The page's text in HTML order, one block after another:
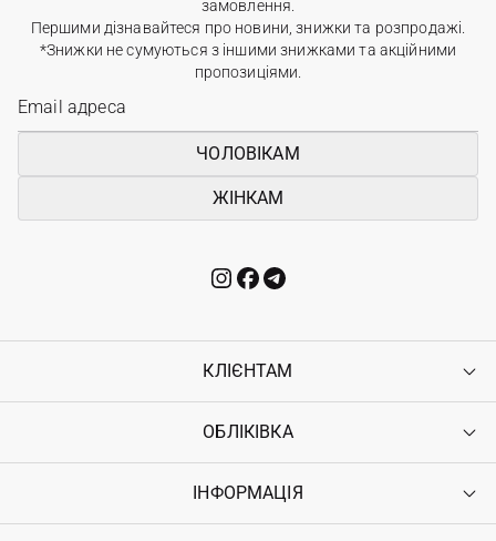
замовлення.
Першими дізнавайтеся про новини, знижки та розпродажі.
*Знижки не сумуються з іншими знижками та акційними
пропозиціями.
ЧОЛОВІКАМ
ЖІНКАМ
КЛІЄНТАМ
Контакти
Повернення
Гарантія
ОБЛІКІВКА
Увійти
ІНФОРМАЦІЯ